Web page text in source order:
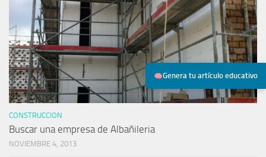
Genera tu artículo educativo
CONSTRUCCION
Buscar una empresa de Albañileria
NOVIEMBRE 4, 2013